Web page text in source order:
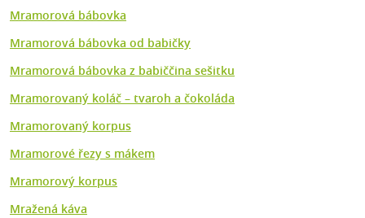
Mramorová bábovka
Mramorová bábovka od babičky
Mramorová bábovka z babiččina sešitku
Mramorovaný koláč – tvaroh a čokoláda
Mramorovaný korpus
Mramorové řezy s mákem
Mramorový korpus
Mražená káva